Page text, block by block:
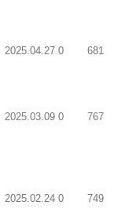
2025.04.27 0 681
2025.03.09 0 767
2025.02.24 0 749